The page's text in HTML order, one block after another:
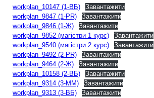
workplan_10147 (1-ВБ)
Завантажити
workplan_9847 (1-PR)
Завантажити
workplan_9846 (1-Ж)
Завантажити
workplan_9852 (магістри 1 курс)
Завантажити
workplan_9540 (магістри 2 курс)
Завантажити
workplan_9492 (2-PR)
Завантажити
workplan_9464 (2-Ж)
Завантажити
workplan_10158 (2-ВБ)
Завантажити
workplan_9314 (3-ММ)
Завантажити
workplan_9313 (3-ВБ)
Завантажити